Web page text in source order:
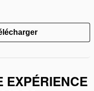
EXPÉRIENCE